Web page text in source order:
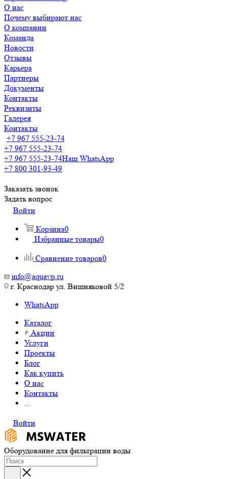
О нас
Почему выбирают нас
О компании
Команда
Новости
Отзывы
Карьера
Партнеры
Документы
Контакты
Реквизиты
Галерея
Контакты
+7 967 555-23-74
+7 967 555-23-74
+7 967 555-23-74Наш WhatsApp
+7 800 301-93-49
Заказать звонок
Задать вопрос
Войти
Корзина0
Избранные товары0
Сравнение товаров0
info@aquavp.ru
г. Краснодар ул. Вишняковой 5/2
WhatsApp
Каталог
Акции
Услуги
Проекты
Блог
Как купить
О нас
Контакты
...
Войти
Оборудование для фильтрации воды